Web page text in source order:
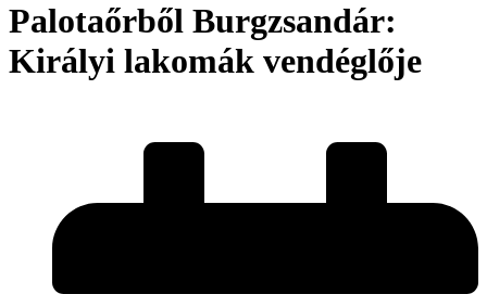
Palotaőrből Burgzsandár:
Királyi lakomák vendéglője